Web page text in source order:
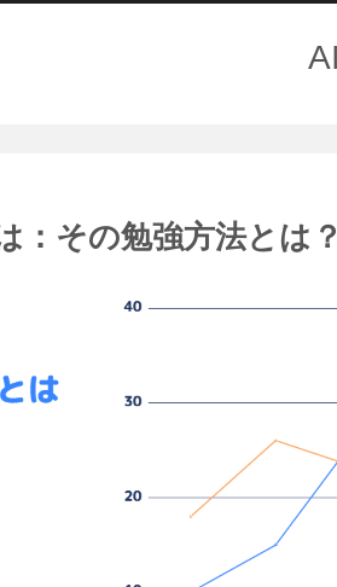
：その勉強方法とは？